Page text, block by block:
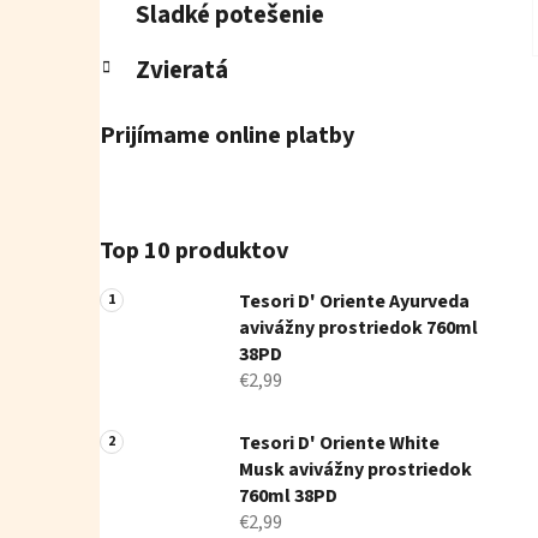
Sladké potešenie
Zvieratá
Prijímame online platby
Top 10 produktov
Tesori D' Oriente Ayurveda
avivážny prostriedok 760ml
38PD
€2,99
Tesori D' Oriente White
Musk avivážny prostriedok
760ml 38PD
€2,99